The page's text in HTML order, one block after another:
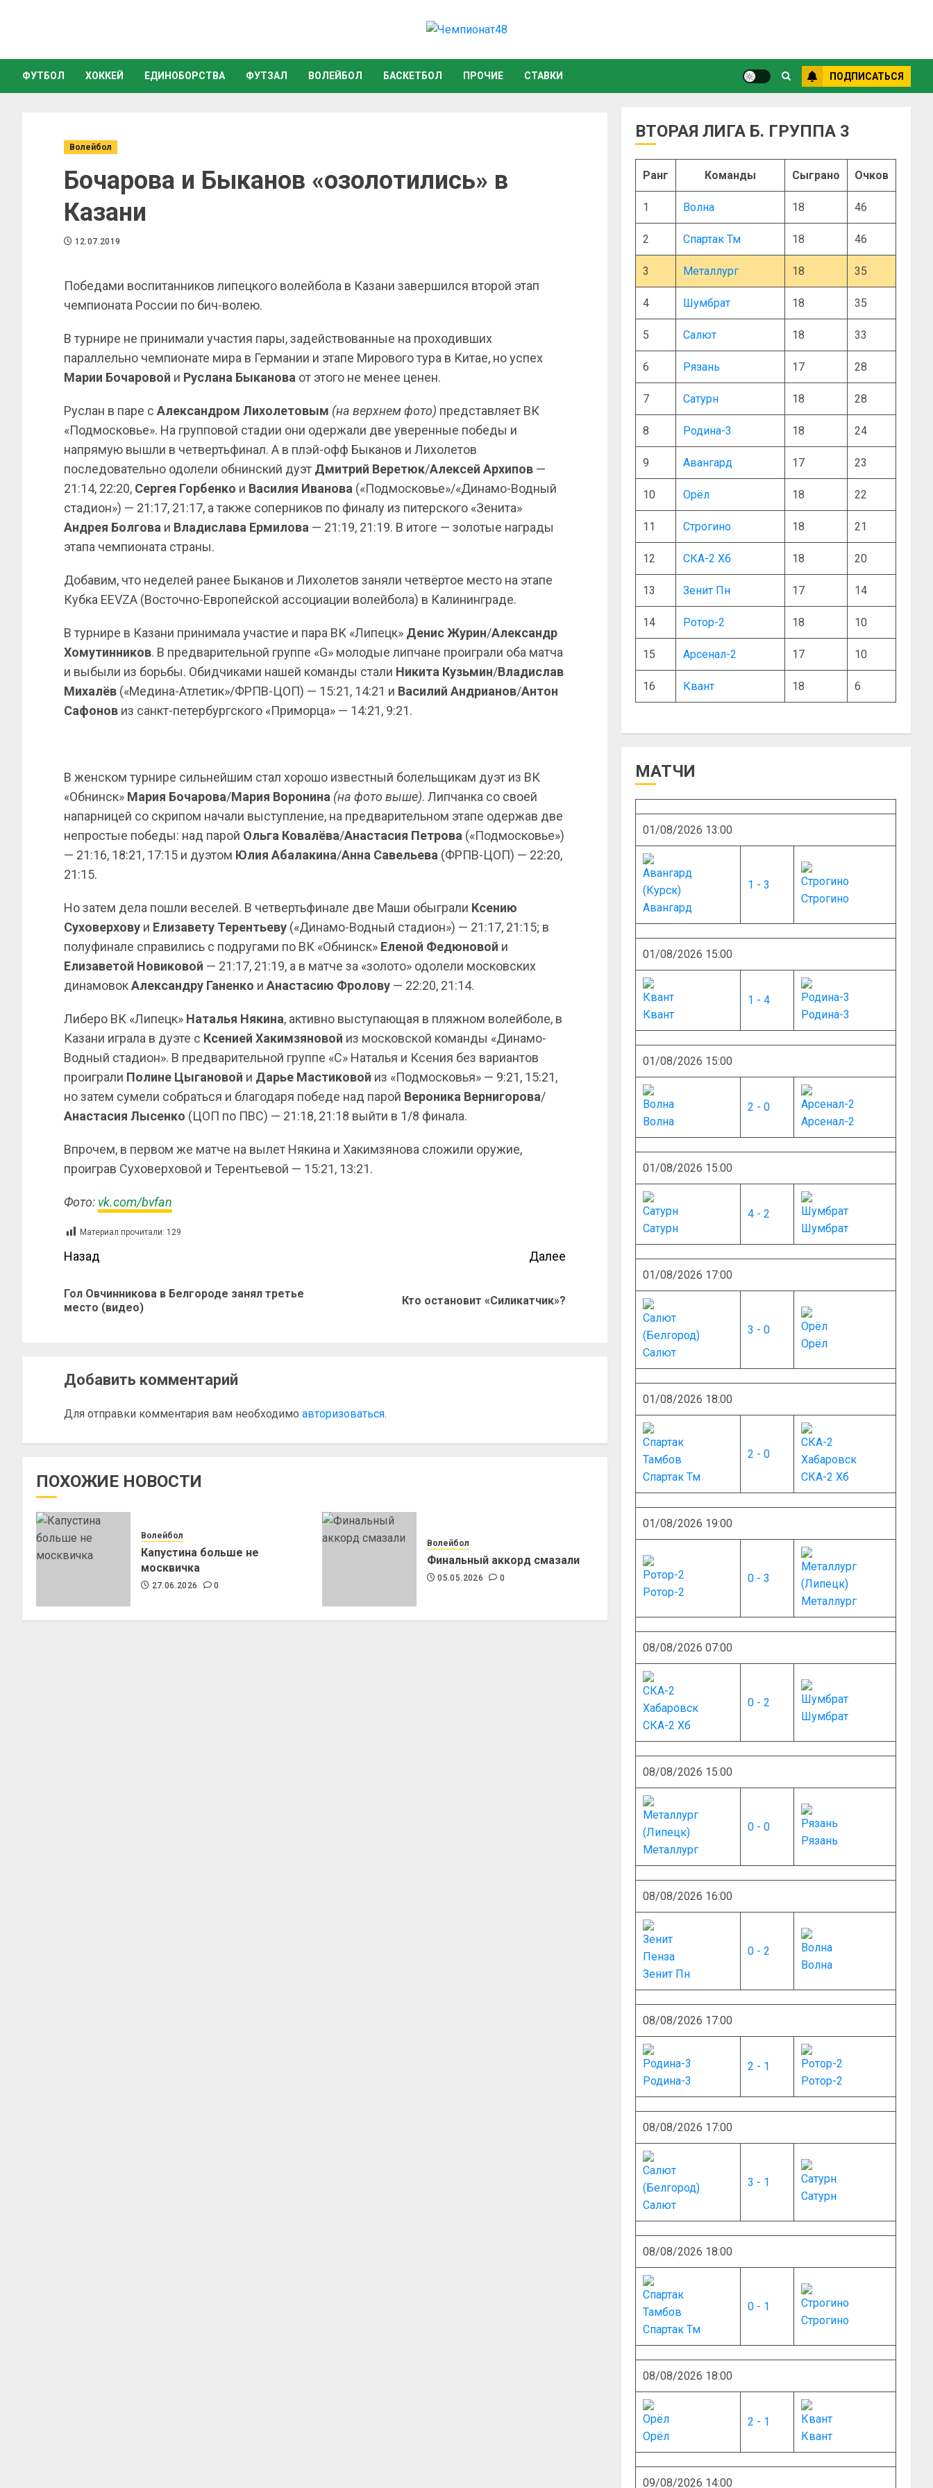
ФУТБОЛ ХОККЕЙ ЕДИНОБОРСТВА ФУТЗАЛ ВОЛЕЙБОЛ БАСКЕТБОЛ ПРОЧИЕ СТАВКИ ПОДПИСАТЬСЯ
Волейбол
Бочарова и Быканов «озолотились» в
Казани
12.07.2019
Победами воспитанников липецкого волейбола в Казани завершился второй этап
чемпионата России по бич-волею.
В турнире не принимали участия пары, задействованные на проходивших
параллельно чемпионате мира в Германии и этапе Мирового тура в Китае, но успех
Марии Бочаровой и Руслана Быканова от этого не менее ценен.
Руслан в паре с Александром Лихолетовым (на верхнем фото) представляет ВК
«Подмосковье». На групповой стадии они одержали две уверенные победы и
напрямую вышли в четвертьфинал. А в плэй-офф Быканов и Лихолетов
последовательно одолели обнинский дуэт Дмитрий Веретюк/Алексей Архипов —
21:14, 22:20, Сергея Горбенко и Василия Иванова («Подмосковье»/«Динамо-Водный
стадион») — 21:17, 21:17, а также соперников по финалу из питерского «Зенита»
Андрея Болгова и Владислава Ермилова — 21:19, 21:19. В итоге — золотые награды
этапа чемпионата страны.
Добавим, что неделей ранее Быканов и Лихолетов заняли четвёртое место на этапе
Кубка EEVZA (Восточно-Европейской ассоциации волейбола) в Калининграде.
В турнире в Казани принимала участие и пара ВК «Липецк» Денис Журин/Александр
Хомутинников. В предварительной группе «G» молодые липчане проиграли оба матча
и выбыли из борьбы. Обидчиками нашей команды стали Никита Кузьмин/Владислав
Михалёв («Медина-Атлетик»/ФРПВ-ЦОП) — 15:21, 14:21 и Василий Андрианов/Антон
Сафонов из санкт-петербургского «Приморца» — 14:21, 9:21.
В женском турнире сильнейшим стал хорошо известный болельщикам дуэт из ВК
«Обнинск» Мария Бочарова/Мария Воронина (на фото выше). Липчанка со своей
напарницей со скрипом начали выступление, на предварительном этапе одержав две
непростые победы: над парой Ольга Ковалёва/Анастасия Петрова («Подмосковье»)
— 21:16, 18:21, 17:15 и дуэтом Юлия Абалакина/Анна Савельева (ФРПВ-ЦОП) — 22:20,
21:15.
Но затем дела пошли веселей. В четвертьфинале две Маши обыграли Ксению
Суховерхову и Елизавету Терентьеву («Динамо-Водный стадион») — 21:17, 21:15; в
полуфинале справились с подругами по ВК «Обнинск» Еленой Федюновой и
Елизаветой Новиковой — 21:17, 21:19, а в матче за «золото» одолели московских
динамовокАлександру Ганенко и Анастасию Фролову — 22:20, 21:14.
Либеро ВК «Липецк» Наталья Някина, активно выступающая в пляжном волейболе, в
Казани играла в дуэте с Ксенией Хакимзяновой из московской команды «Динамо-
Водный стадион». В предварительной группе «C» Наталья и Ксения без вариантов
проиграли Полине Цыгановой и Дарье Мастиковой из «Подмосковья» — 9:21, 15:21,
но затем сумели собраться и благодаря победе над парой Вероника Вернигорова/
Анастасия Лысенко (ЦОП по ПВС) — 21:18, 21:18 выйти в 1/8 финала.
Впрочем, в первом же матче на вылет Някина и Хакимзянова сложили оружие,
проиграв Суховерховой и Терентьевой — 15:21, 13:21.
Фото: vk.com/bvfan
Материал прочитали: 129
Назад
Гол Овчинникова в Белгороде занял третье
место (видео)
Далее
Кто остановит «Силикатчик»?
Добавить комментарий
Для отправки комментария вам необходимо авторизоваться.
ПОХОЖИЕ НОВОСТИ
Волейбол
Капустина больше не
москвичка
27.06.2026 0
Волейбол
Финальный аккорд смазали
05.05.2026 0
ВТОРАЯ ЛИГА Б. ГРУППА 3
Ранг Команды Сыграно Очков
1 Волна 18 46
2 Спартак Тм 18 46
3 Металлург 18 35
4 Шумбрат 18 35
5 Салют 18 33
6 Рязань 17 28
7 Сатурн 18 28
8 Родина-3 18 24
9 Авангард 17 23
10 Орёл 18 22
11 Строгино 18 21
12 СКА-2 Хб 18 20
13 Зенит Пн 17 14
14 Ротор-2 18 10
15 Арсенал-2 17 10
16 Квант 18 6
МАТЧИ
01/08/2026 13:00
Авангард
1 - 3
Строгино
01/08/2026 15:00
Квант
1 - 4
Родина-3
01/08/2026 15:00
Волна
2 - 0
Арсенал-2
01/08/2026 15:00
Сатурн
4 - 2
Шумбрат
01/08/2026 17:00
Салют
3 - 0
Орёл
01/08/2026 18:00
Спартак Тм
2 - 0
СКА-2 Хб
01/08/2026 19:00
Ротор-2
0 - 3
Металлург
08/08/2026 07:00
СКА-2 Хб
0 - 2
Шумбрат
08/08/2026 15:00
Металлург
0 - 0
Рязань
08/08/2026 16:00
Зенит Пн
0 - 2
Волна
08/08/2026 17:00
Родина-3
2 - 1
Ротор-2
08/08/2026 17:00
Салют
3 - 1
Сатурн
08/08/2026 18:00
Спартак Тм
0 - 1
Строгино
08/08/2026 18:00
Орёл
2 - 1
Квант
09/08/2026 14:00